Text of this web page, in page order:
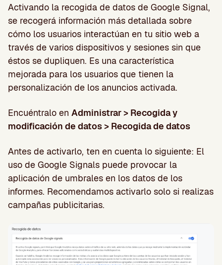
Activando la recogida de datos de Google Signal,
se recogerá información más detallada sobre
cómo los usuarios interactúan en tu sitio web a
través de varios dispositivos y sesiones sin que
éstos se dupliquen. Es una característica
mejorada para los usuarios que tienen la
personalización de los anuncios activada.
Encuéntralo en Administrar > Recogida y
modificación de datos > Recogida de datos
Antes de activarlo, ten en cuenta lo siguiente: El
uso de Google Signals puede provocar la
aplicación de umbrales en los datos de los
informes. Recomendamos activarlo solo si realizas
campañas publicitarias.